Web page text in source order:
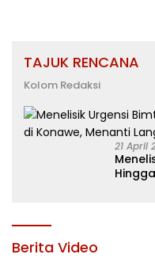
TAJUK RENCANA
Kolom Redaksi
21 April
Berita Video